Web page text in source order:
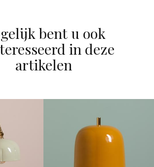
bent u ook
in deze
artikelen